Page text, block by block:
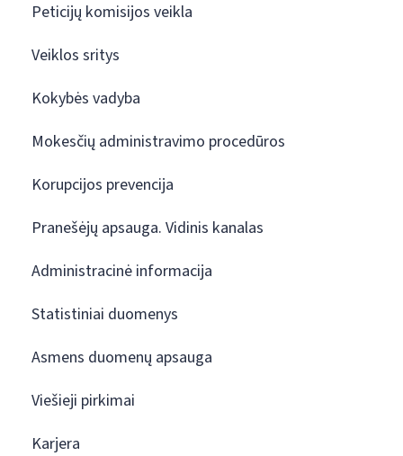
Peticijų komisijos veikla
Veiklos sritys
Kokybės vadyba
Mokesčių administravimo procedūros
Korupcijos prevencija
Pranešėjų apsauga. Vidinis kanalas
Administracinė informacija
Statistiniai duomenys
Asmens duomenų apsauga
Viešieji pirkimai
Karjera